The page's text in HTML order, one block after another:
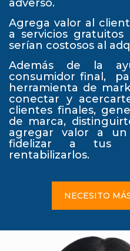
adverso.
Agrega valor al
a servicios
serían costosos al
Además de la
consumidor final,
herramienta de
conectar y
clientes finales,
de marca,
agregar valor a
fidelizar a tus
rentabilizarlos.
NECESITO